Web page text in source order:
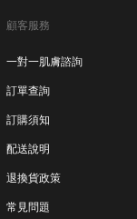
顧客服務
一對一肌膚諮詢
訂單查詢
訂購須知
配送說明
退換貨政策
常見問題